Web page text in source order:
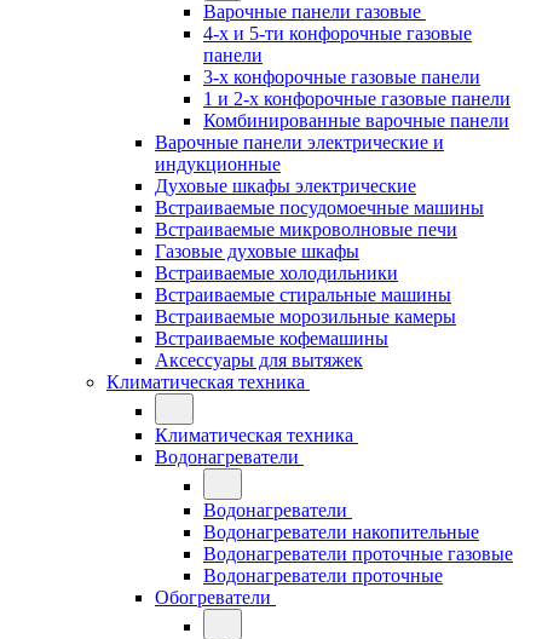
Варочные панели газовые
4-х и 5-ти конфорочные газовые
панели
3-х конфорочные газовые панели
1 и 2-х конфорочные газовые панели
Комбинированные варочные панели
Варочные панели электрические и
индукционные
Духовые шкафы электрические
Встраиваемые посудомоечные машины
Встраиваемые микроволновые печи
Газовые духовые шкафы
Встраиваемые холодильники
Встраиваемые стиральные машины
Встраиваемые морозильные камеры
Встраиваемые кофемашины
Аксессуары для вытяжек
Климатическая техника
Климатическая техника
Водонагреватели
Водонагреватели
Водонагреватели накопительные
Водонагреватели проточные газовые
Водонагреватели проточные
Обогреватели